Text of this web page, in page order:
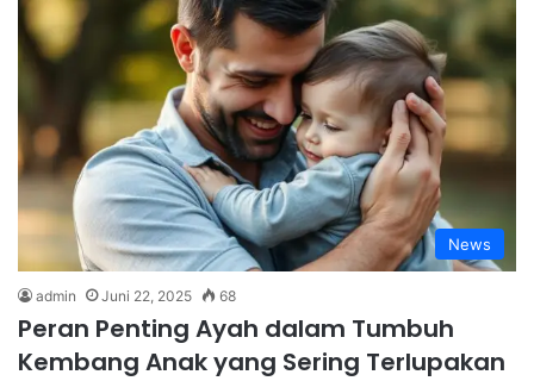
News
admin Juni 22, 2025 68
Peran Penting Ayah dalam Tumbuh
Kembang Anak yang Sering Terlupakan